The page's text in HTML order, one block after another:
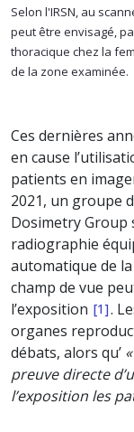
Selon l'IRSN, au
peut être envisagé,
thoracique chez la
de la zone examinée.
Ces dernières
en cause
patients en
2021, un groupe
Dosimetry Group
radiographie
automatique de
champ de vue
l’exposition [1].
organes
débats, alors qu’
preuve directe
l’exposition les